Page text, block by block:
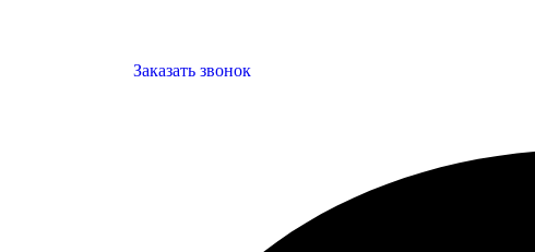
Заказать звонок